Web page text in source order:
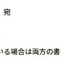
宛
る場合は両方の書